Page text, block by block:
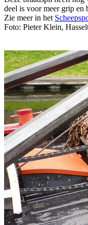
deel is voor meer grip en
Zie meer in het
Foto: Pieter Klein,